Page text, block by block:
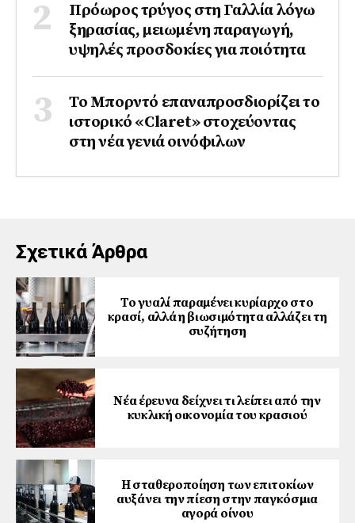
Πρόωρος τρύγος στη Γαλλία λόγω
ξηρασίας, μειωμένη παραγωγή,
υψηλές προσδοκίες για ποιότητα
Το Μπορντό επαναπροσδιορίζει το
ιστορικό «Claret» στοχεύοντας
στη νέα γενιά οινόφιλων
Σχετικά Άρθρα
Το γυαλί παραμένει κυρίαρχο στο
κρασί, αλλά η βιωσιμότητα αλλάζει τη
συζήτηση
Νέα έρευνα δείχνει τι λείπει από την
κυκλική οικονομία του κρασιού
Η σταθεροποίηση των επιτοκίων
αυξάνει την πίεση στην παγκόσμια
αγορά οίνου